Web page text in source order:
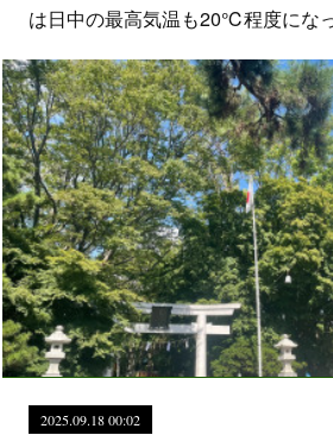
は日中の最高気温も20℃程度にな
2025.09.18 00:02